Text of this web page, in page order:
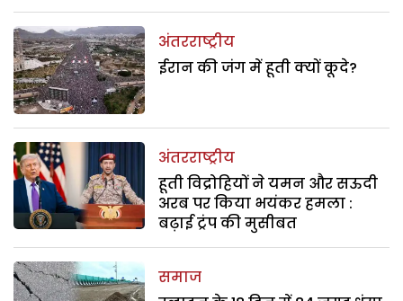
अंतरराष्ट्रीय
ईरान की जंग में हूती क्यों कूदे?
अंतरराष्ट्रीय
हूती विद्रोहियों ने यमन और सऊदी
अरब पर किया भयंकर हमला :
बढ़ाई ट्रंप की मुसीबत
समाज